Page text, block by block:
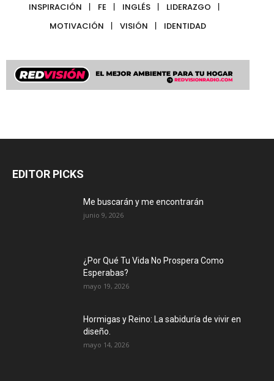
INSPIRACIÓN FE INGLÉS
LIDERAZGO
MOTIVACIÓN
VISIÓN IDENTIDAD
EDITOR PICKS
Me buscarán y me encontrarán
junio 9, 2026
¿Por Qué Tu Vida No Prospera Como
Esperabas?
mayo 19, 2026
Hormigas y Reino: La sabiduría de vivir en
diseño.
mayo 14, 2026